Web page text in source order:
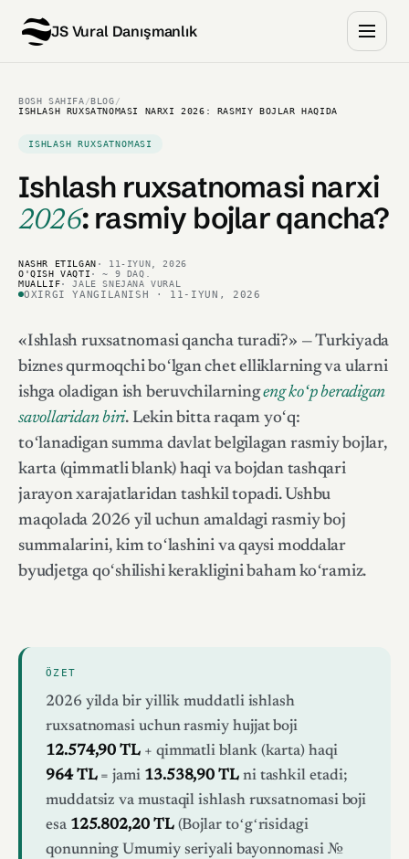
JS Vural Danışmanlık
BOSH SAHIFA /BLOG /
ISHLASH RUXSATNOMASI NARXI 2026: RASMIY BOJLAR HAQIDA
ISHLASH RUXSATNOMASI
Ishlash ruxsatnomasi narxi
2026: rasmiy bojlar qancha?
NASHR ETILGAN · 11-IYUN, 2026
O'QISH VAQTI · ~ 9 DAQ.
MUALLIF· JALE SNEJANA VURAL
OXIRGI YANGILANISH · 11-IYUN, 2026
«Ishlash ruxsatnomasi qancha turadi?» — Turkiyada
biznes qurmoqchi boʻlgan chet elliklarning va ularni
ishga oladigan ish beruvchilarningeng koʻp beradigan
savollaridan biri. Lekin bitta raqam yoʻq:
toʻlanadigan summa davlat belgilagan rasmiy bojlar,
karta (qimmatli blank) haqi va bojdan tashqari
jarayon xarajatlaridan tashkil topadi. Ushbu
maqolada 2026 yil uchun amaldagi rasmiy boj
summalarini, kim toʻlashini va qaysi moddalar
byudjetga qoʻshilishi kerakligini baham koʻramiz.
ÖZET
2026 yilda bir yillik muddatli ishlash
ruxsatnomasi uchun rasmiy hujjat boji
12.574,90 TL + qimmatli blank (karta) haqi
964 TL= jami 13.538,90 TLni tashkil etadi;
muddatsiz va mustaqil ishlash ruxsatnomasi boji
esa 125.802,20 TL(Bojlar toʻgʻrisidagi
qonunning Umumiy seriyali bayonnomasi №